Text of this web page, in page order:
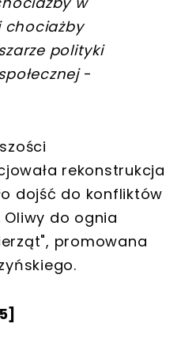
chociażby
polityki
-
rekonstrukcja
dojść do konfliktów
do ognia
promowana
]